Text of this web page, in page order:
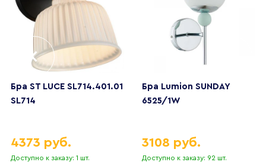
Бра ST LUCE SL714.401.01
SL714
Доступно к заказу: 1 шт.
4373 руб.
Бра Lumion SUNDAY
6525/1W
Доступно к заказу: 92 шт.
3108 руб.